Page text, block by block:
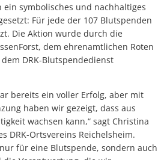
symbolisches und nachhaltiges
Für jede der 107 Blutspenden
Die Aktion wurde durch die
dem ehrenamtlichen Roten
DRK-Blutspendedienst
bereits ein voller Erfolg, aber mit
haben wir gezeigt, dass aus
wachsen kann,“ sagt Christina
DRK-Ortsvereins Reichelsheim.
für eine Blutspende, sondern auch